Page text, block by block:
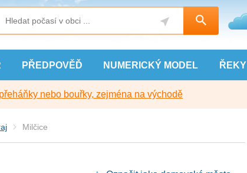
PŘEDPOVĚĎ NUMERICKÝ MODEL ŘEKY
nebo bouřky, zejména na východě
Milčice